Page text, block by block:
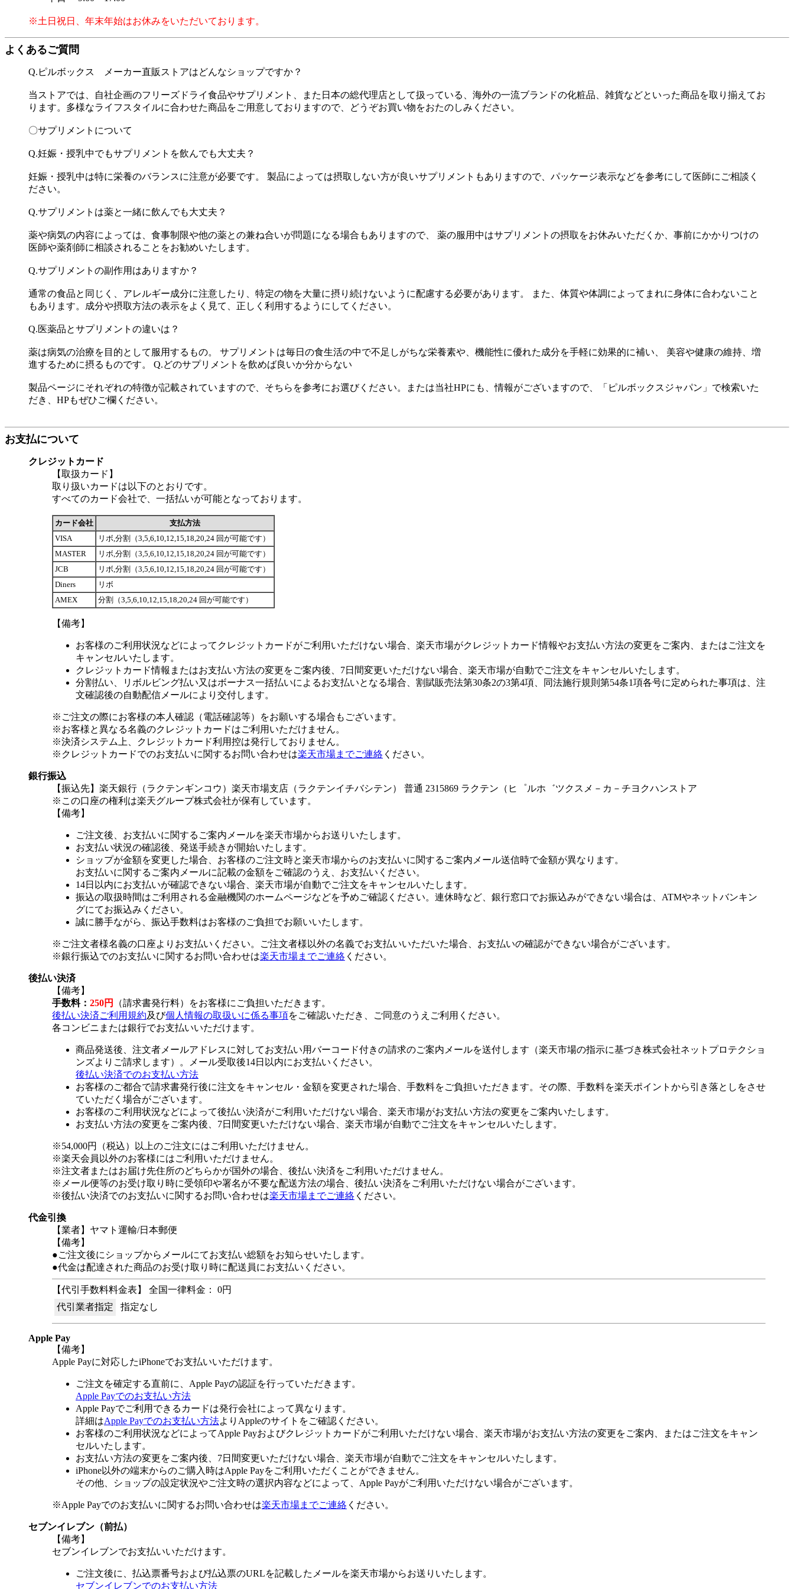
※土日祝日、年末年始はお休みをいただいております。
よくあるご質問
Q.ピルボックス メーカー直販ストアはどんなショップですか？
当ストアでは、自社企画のフリーズドライ食品やサプリメント、また日本の総代理店として扱っている、海外の一流ブランドの化粧品、雑貨などといった商品を取り揃えてお
ります。多様なライフスタイルに合わせた商品をご用意しておりますので、どうぞお買い物をおたのしみください。
〇サプリメントについて
Q.妊娠・授乳中でもサプリメントを飲んでも大丈夫？
妊娠・授乳中は特に栄養のバランスに注意が必要です。 製品によっては摂取しない方が良いサプリメントもありますので、パッケージ表示などを参考にして医師にご相談く
ださい。
Q.サプリメントは薬と一緒に飲んでも大丈夫？
薬や病気の内容によっては、食事制限や他の薬との兼ね合いが問題になる場合もありますので、 薬の服用中はサプリメントの摂取をお休みいただくか、事前にかかりつけの
医師や薬剤師に相談されることをお勧めいたします。
Q.サプリメントの副作用はありますか？
通常の食品と同じく、アレルギー成分に注意したり、特定の物を大量に摂り続けないように配慮する必要があります。 また、体質や体調によってまれに身体に合わないこと
もあります。成分や摂取方法の表示をよく見て、正しく利用するようにしてください。
Q.医薬品とサプリメントの違いは？
薬は病気の治療を目的として服用するもの。 サプリメントは毎日の食生活の中で不足しがちな栄養素や、機能性に優れた成分を手軽に効果的に補い、 美容や健康の維持、増
進するために摂るものです。 Q.どのサプリメントを飲めば良いか分からない
製品ページにそれぞれの特徴が記載されていますので、そちらを参考にお選びください。または当社HPにも、情報がございますので、「ピルボックスジャパン」で検索いた
だき、HPもぜひご欄ください。
お支払について
クレジットカード
【取扱カード】
取り扱いカードは以下のとおりです。
すべてのカード会社で、一括払いが可能となっております。
カード会社
支払方法
VISA
リボ,分割（3,5,6,10,12,15,18,20,24 回が可能です）
MASTER
リボ,分割（3,5,6,10,12,15,18,20,24 回が可能です）
JCB
リボ,分割（3,5,6,10,12,15,18,20,24 回が可能です）
Diners
リボ
AMEX
分割（3,5,6,10,12,15,18,20,24 回が可能です）
【備考】
お客様のご利用状況などによってクレジットカードがご利用いただけない場合、楽天市場がクレジットカード情報やお支払い方法の変更をご案内、またはご注文を
キャンセルいたします。
クレジットカード情報またはお支払い方法の変更をご案内後、7日間変更いただけない場合、楽天市場が自動でご注文をキャンセルいたします。
分割払い、リボルビング払い又はボーナス一括払いによるお支払いとなる場合、割賦販売法第30条2の3第4項、同法施行規則第54条1項各号に定められた事項は、注
文確認後の自動配信メールにより交付します。
※ご注文の際にお客様の本人確認（電話確認等）をお願いする場合もございます。
※お客様と異なる名義のクレジットカードはご利用いただけません。
※決済システム上、クレジットカード利用控は発行しておりません。
※クレジットカードでのお支払いに関するお問い合わせは楽天市場までご連絡 ください。
銀行振込
【振込先】楽天銀行（ラクテンギンコウ）楽天市場支店（ラクテンイチバシテン） 普通 2315869 ラクテン（ヒ゜ルホ゛ツクスメ－カ－チヨクハンストア
※この口座の権利は楽天グループ株式会社が保有しています。
【備考】
ご注文後、お支払いに関するご案内メールを楽天市場からお送りいたします。
お支払い状況の確認後、発送手続きが開始いたします。
ショップが金額を変更した場合、お客様のご注文時と楽天市場からのお支払いに関するご案内メール送信時で金額が異なります。
お支払いに関するご案内メールに記載の金額をご確認のうえ、お支払いください。
14日以内にお支払いが確認できない場合、楽天市場が自動でご注文をキャンセルいたします。
振込の取扱時間はご利用される金融機関のホームページなどを予めご確認ください。連休時など、銀行窓口でお振込みができない場合は、ATMやネットバンキン
グにてお振込みください。
誠に勝手ながら、振込手数料はお客様のご負担でお願いいたします。
※ご注文者様名義の口座よりお支払いください。ご注文者様以外の名義でお支払いいただいた場合、お支払いの確認ができない場合がございます。
※銀行振込でのお支払いに関するお問い合わせは楽天市場までご連絡 ください。
後払い決済
【備考】
手数料： 250円
（請求書発行料）をお客様にご負担いただきます。
後払い決済ご利用規約及び個人情報の取扱いに係る事項をご確認いただき、ご同意のうえご利用ください。
各コンビニまたは銀行でお支払いいただけます。
商品発送後、注文者メールアドレスに対してお支払い用バーコード付きの請求のご案内メールを送付します（楽天市場の指示に基づき株式会社ネットプロテクショ
ンズよりご請求します）。メール受取後14日以内にお支払いください。
後払い決済でのお支払い方法
お客様のご都合で請求書発行後に注文をキャンセル・金額を変更された場合、手数料をご負担いただきます。その際、手数料を楽天ポイントから引き落としをさせ
ていただく場合がございます。
お客様のご利用状況などによって後払い決済がご利用いただけない場合、楽天市場がお支払い方法の変更をご案内いたします。
お支払い方法の変更をご案内後、7日間変更いただけない場合、楽天市場が自動でご注文をキャンセルいたします。
※54,000円（税込）以上のご注文にはご利用いただけません。
※楽天会員以外のお客様にはご利用いただけません。
※注文者またはお届け先住所のどちらかが国外の場合、後払い決済をご利用いただけません。
※メール便等のお受け取り時に受領印や署名が不要な配送方法の場合、後払い決済をご利用いただけない場合がございます。
※後払い決済でのお支払いに関するお問い合わせは楽天市場までご連絡 ください。
代金引換
【業者】ヤマト運輸/日本郵便
【備考】
●ご注文後にショップからメールにてお支払い総額をお知らせいたします。
●代金は配達された商品のお受け取り時に配送員にお支払いください。
【代引手数料料金表】 全国一律料金： 0円
代引業者指定
指定なし
Apple Pay
【備考】
Apple Payに対応したiPhoneでお支払いいただけます。
ご注文を確定する直前に、Apple Payの認証を行っていただきます。
Apple Payでのお支払い方法
Apple Payでご利用できるカードは発行会社によって異なります。
詳細はApple Payでのお支払い方法よりAppleのサイトをご確認ください。
お客様のご利用状況などによってApple Payおよびクレジットカードがご利用いただけない場合、楽天市場がお支払い方法の変更をご案内、またはご注文をキャン
セルいたします。
お支払い方法の変更をご案内後、7日間変更いただけない場合、楽天市場が自動でご注文をキャンセルいたします。
iPhone以外の端末からのご購入時はApple Payをご利用いただくことができません。
その他、ショップの設定状況やご注文時の選択内容などによって、Apple Payがご利用いただけない場合がございます。
※Apple Payでのお支払いに関するお問い合わせは楽天市場までご連絡 ください。
セブンイレブン（前払）
【備考】
セブンイレブンでお支払いいただけます。
ご注文後に、払込票番号および払込票のURLを記載したメールを楽天市場からお送りいたします。
セブンイレブンでのお支払い方法